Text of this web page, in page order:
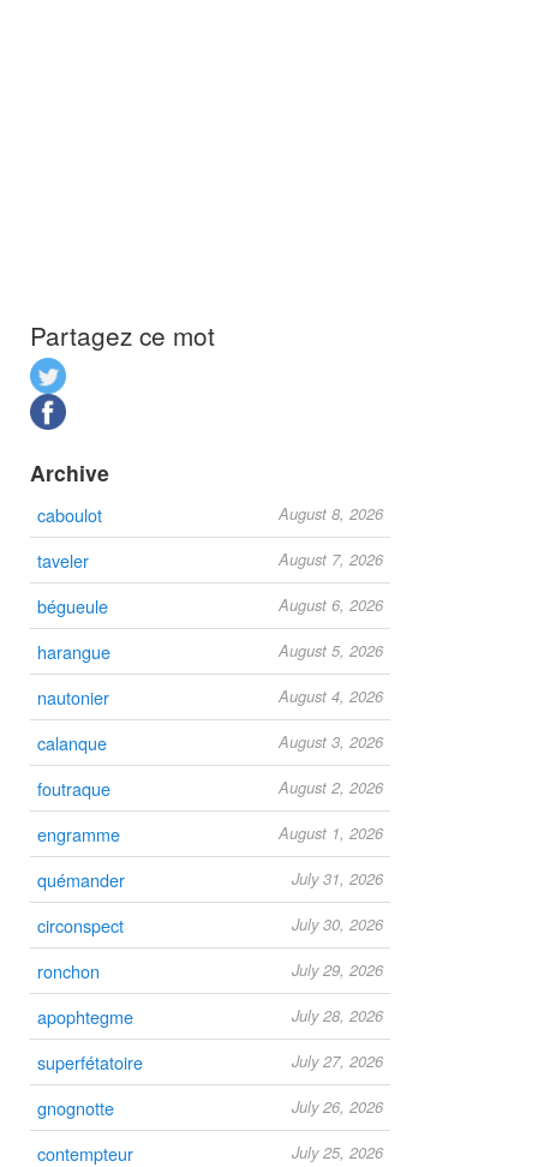
Partagez ce mot
Archive
caboulot August 8, 2026
taveler August 7, 2026
bégueule August 6, 2026
harangue August 5, 2026
nautonier August 4, 2026
calanque August 3, 2026
foutraque August 2, 2026
engramme August 1, 2026
quémander July 31, 2026
circonspect July 30, 2026
ronchon July 29, 2026
apophtegme July 28, 2026
superfétatoire July 27, 2026
gnognotte July 26, 2026
contempteur July 25, 2026